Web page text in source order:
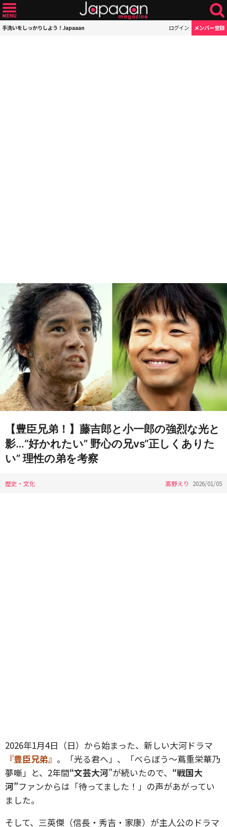
手洗いをしっかりしよう！Japaaan ログイン メンバー登録
【豊臣兄弟！】藤吉郎と小一郎の強烈な光と
影…“好かれたい” 野心の兄vs“正しくありた
い” 理性の弟を考察
歴史・文化 高野えり 2026/01/05
2026年1月4日（日）から始まった、新しい大河ドラマ
『豊臣兄弟』 。「光る君へ」、「べらぼう〜蔦重栄華乃
夢噺」と、2年間“文芸大河”が続いたので、 “戦国大
河”ファンからは「待ってました！」の声があがってい
ました。
そして、三英傑（信長・秀吉・家康）が主人公のドラマ